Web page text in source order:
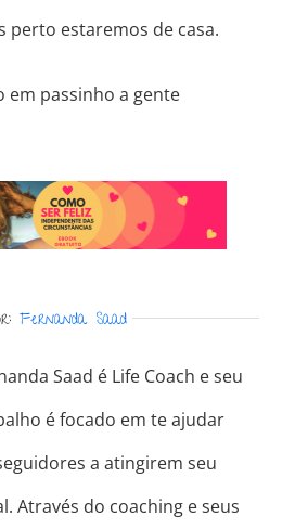
perto estaremos de casa.
em passinho a gente
Fernanda Saad
Saad é Life Coach e seu
é focado em te ajudar
a atingirem seu
Através do coaching e seus